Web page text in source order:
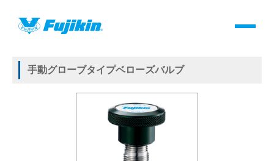
製品情報
バルブ・継手・システムを探す
HOME 製品情報
手動グローブタイプベローズバルブ